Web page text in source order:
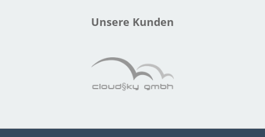
Unsere Kunden